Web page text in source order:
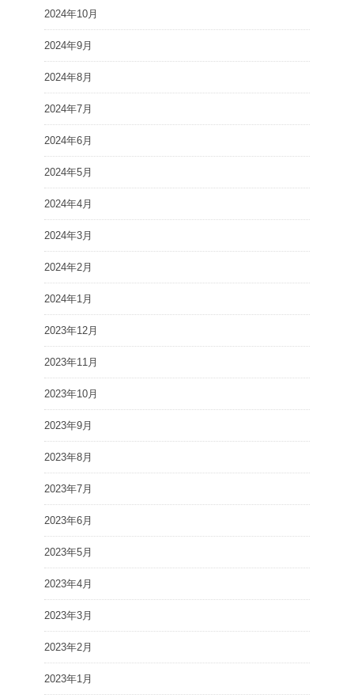
2024年10月
2024年9月
2024年8月
2024年7月
2024年6月
2024年5月
2024年4月
2024年3月
2024年2月
2024年1月
2023年12月
2023年11月
2023年10月
2023年9月
2023年8月
2023年7月
2023年6月
2023年5月
2023年4月
2023年3月
2023年2月
2023年1月